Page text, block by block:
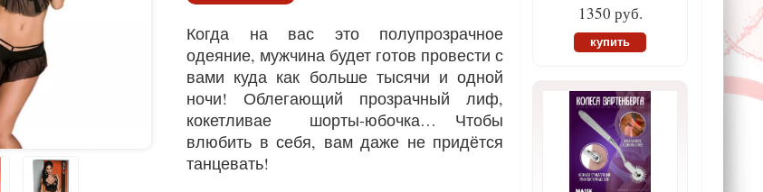
Когда на вас это полупрозрачное
одеяние, мужчина будет готов провести с
вами куда как больше тысячи и одной
ночи! Облегающий прозрачный лиф,
кокетливае шорты-юбочка… Чтобы
влюбить в себя, вам даже не придётся
танцевать!
1350 руб.
купить